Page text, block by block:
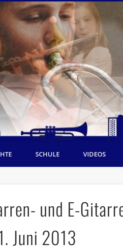
SCHULE VIDEOS
und E-
Juni 2013